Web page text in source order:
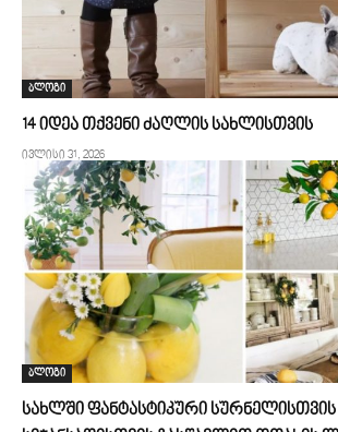
ბლოგი
14 იდეა თქვენი ძაღლის სახლისთვის
ივლისი 31, 2026
ბლოგი
სახლში ფანტასტიკური